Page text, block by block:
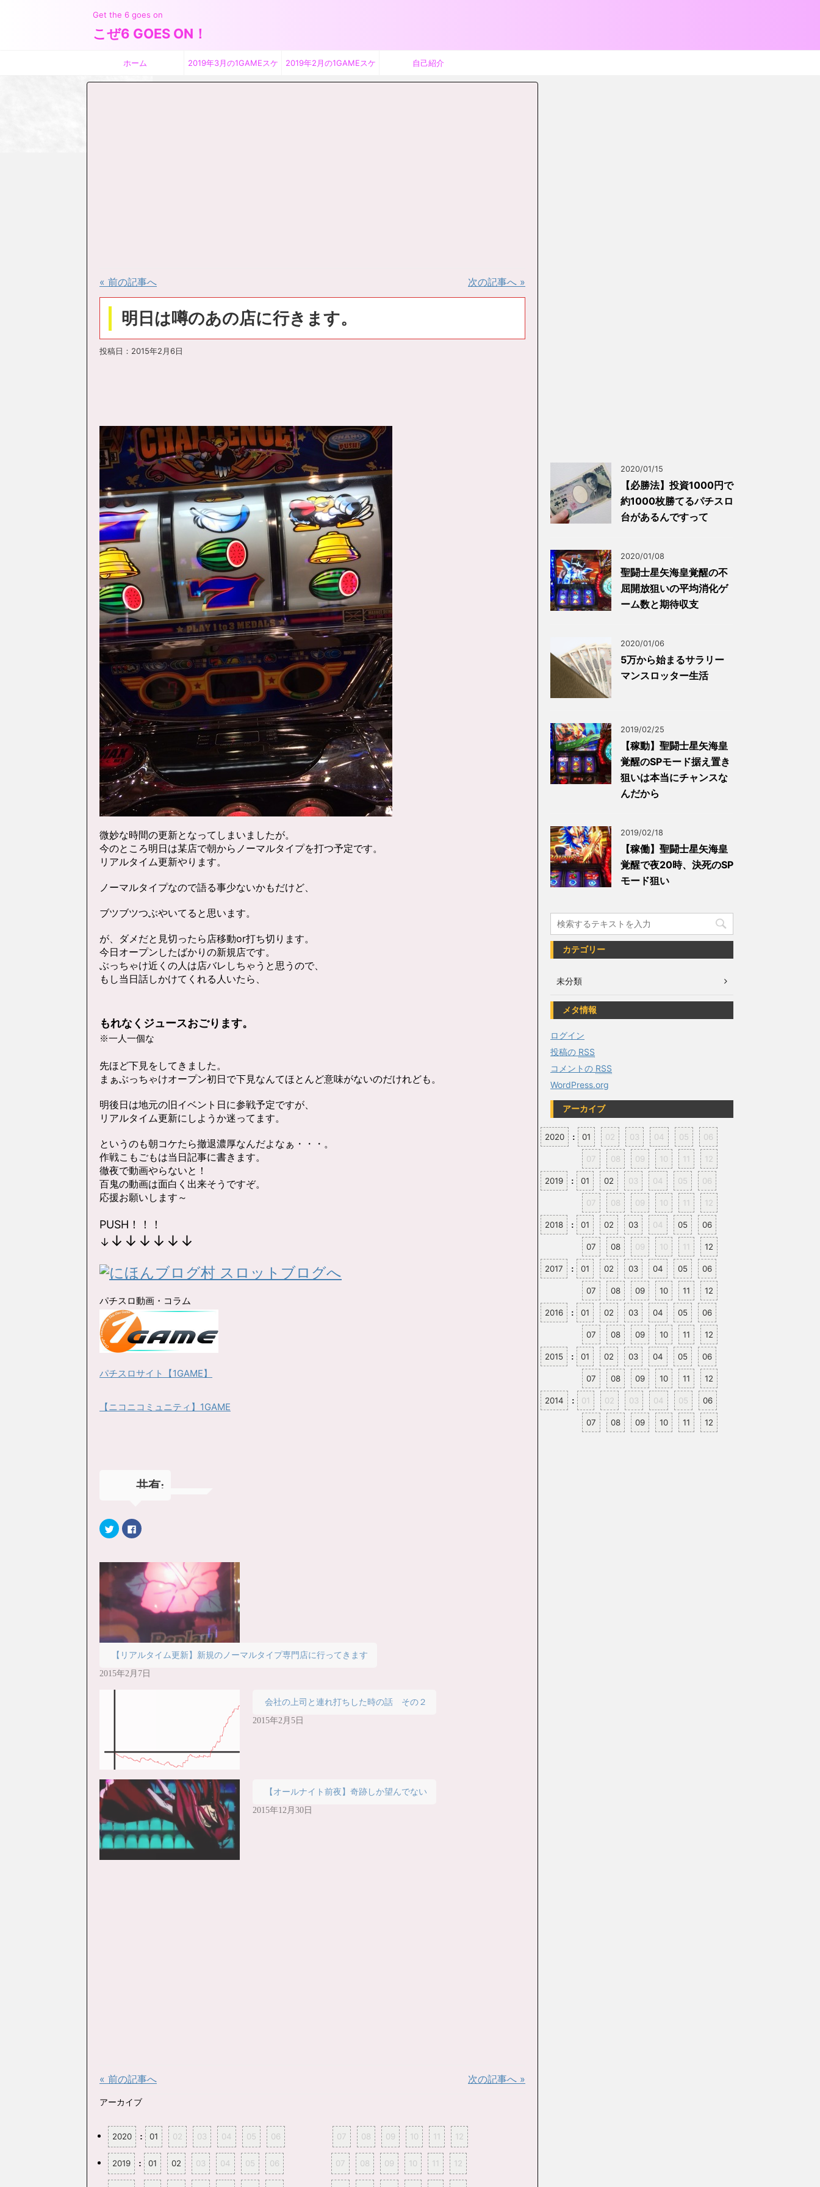
Get the 6 goes on
こぜ6 GOES ON！
ホーム 2019年3月の1GAMEスケ 2019年2月の1GAMEスケ 自己紹介
« 前の記事へ 次の記事へ »
明日は噂のあの店に行きます。
投稿日： 2015年2月6日
微妙な時間の更新となってしまいましたが。
今のところ明日は某店で朝からノーマルタイプを打つ予定です。
リアルタイム更新やります。
ノーマルタイプなので語る事少ないかもだけど、
ブツブツつぶやいてると思います。
が、ダメだと見切ったら店移動or打ち切ります。
今日オープンしたばかりの新規店です。
ぶっちゃけ近くの人は店バレしちゃうと思うので、
もし当日話しかけてくれる人いたら、
もれなくジュースおごります。
※一人一個な
先ほど下見をしてきました。
まぁぶっちゃけオープン初日で下見なんてほとんど意味がないのだけれども。
明後日は地元の旧イベント日に参戦予定ですが、
リアルタイム更新にしようか迷ってます。
というのも朝コケたら撤退濃厚なんだよなぁ・・・。
作戦こもごもは当日記事に書きます。
徹夜で動画やらないと！
百鬼の動画は面白く出来そうですぞ。
応援お願いします～
PUSH！！！
↓ ↓ ↓ ↓ ↓ ↓ ↓
パチスロ動画・コラム
パチスロサイト【1GAME】
【ニコニコミュニティ】1GAME
共有:
ク
リ
て
T
e
で
有
(
新
し
ウ
ィ
ン
F
a
o
o
k
で
共
有
す
に
は
ク
リ
ッ
ク
て
く
ン
ド
き
ま
す
【リアルタイム更新】新規のノーマルタイプ専門店に行ってきます
2015年2月7日
会社の上司と連れ打ちした時の話 その２
2015年2月5日
【オールナイト前夜】奇跡しか望んでない
2015年12月30日
« 前の記事へ 次の記事へ »
アーカイブ
2020 : 01 02 03 04 05 06 07 08 09 10 11 12
2019 : 01 02 03 04 05 06 07 08 09 10 11 12
2020/01/15
【必勝法】投資1000円で
約1000枚勝てるパチスロ
台があるんですって
2020/01/08
聖闘士星矢海皇覚醒の不
屈開放狙いの平均消化ゲ
ーム数と期待収支
2020/01/06
5万から始まるサラリー
マンスロッター生活
2019/02/25
【稼動】聖闘士星矢海皇
覚醒のSPモード据え置き
狙いは本当にチャンスな
んだから
2019/02/18
【稼働】聖闘士星矢海皇
覚醒で夜20時、決死のSP
モード狙い
カテゴリー
未分類
メタ情報
ログイン
投稿の RSS
コメントの RSS
WordPress.org
アーカイブ
2020 : 01 02 03 04 05 06
07 08 09 10 11 12
2019 : 01 02 03 04 05 06
07 08 09 10 11 12
2018 : 01 02 03 04 05 06
07 08 09 10 11 12
2017 : 01 02 03 04 05 06
07 08 09 10 11 12
2016 : 01 02 03 04 05 06
07 08 09 10 11 12
2015 : 01 02 03 04 05 06
07 08 09 10 11 12
2014 : 01 02 03 04 05 06
07 08 09 10 11 12